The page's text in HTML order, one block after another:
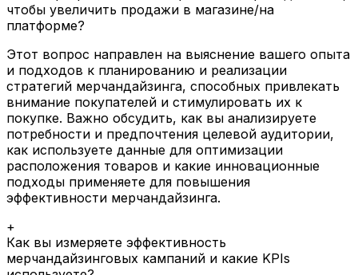
чтобы увеличить продажи в магазине/на
платформе?
Этот вопрос направлен на выяснение вашего опыта
и подходов к планированию и реализации
стратегий мерчандайзинга, способных привлекать
внимание покупателей и стимулировать их к
покупке. Важно обсудить, как вы анализируете
потребности и предпочтения целевой аудитории,
как используете данные для оптимизации
расположения товаров и какие инновационные
подходы применяете для повышения
эффективности мерчандайзинга.
+
Как вы измеряете эффективность
мерчандайзинговых кампаний и какие KPIs